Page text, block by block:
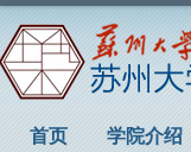
首页 学院介绍